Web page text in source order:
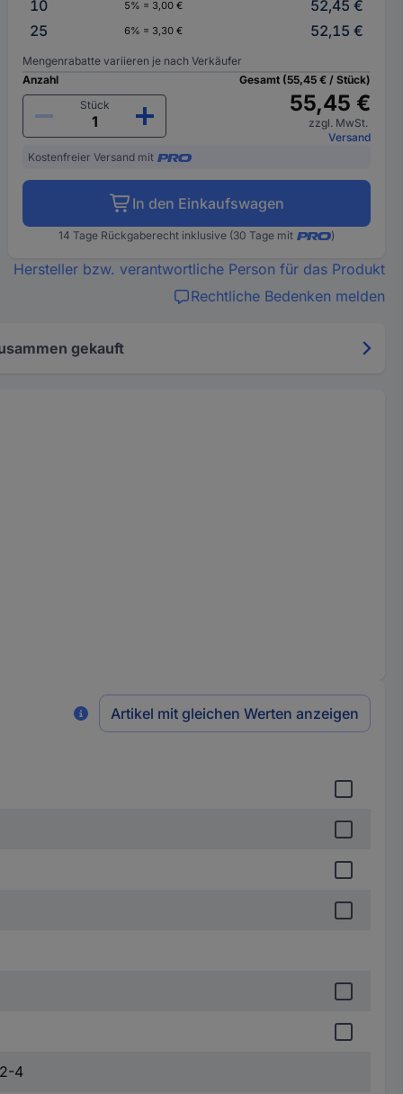
10
5% = 3,00 €
52,45 €
25
6% = 3,30 € 52,15 €
Mengenrabatte variieren je nach Verkäufer
Anzahl
Stück
Gesamt (55,45 € / Stück)
55,45 €
zzgl. MwSt.
Versand
Kostenfreier Versand mit
In den Einkaufswagen
14 Tage Rückgaberecht inklusive (30 Tage mit )
Hersteller bzw. verantwortliche Person für das Produkt
Rechtliche Bedenken melden
gekauft
Artikel mit gleichen Werten anzeigen
4